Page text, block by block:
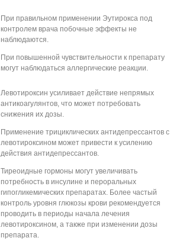
При правильном применении Эутирокса под
контролем врача побочные эффекты не
наблюдаются.
При повышенной чувствительности к препарату
могут наблюдаться аллергические реакции.
Левотироксин усиливает действие непрямых
антикоагулянтов, что может потребовать
снижения их дозы.
Применение трициклических антидепрессантов с
левотироксином может привести к усилению
действия антидепрессантов.
Тиреоидные гормоны могут увеличивать
потребность в инсулине и пероральных
гипогликемических препаратах. Более частый
контроль уровня глюкозы крови рекомендуется
проводить в периоды начала лечения
левотироксином, а также при изменении дозы
препарата.